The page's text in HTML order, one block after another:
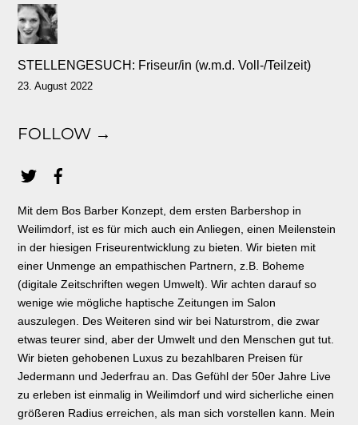
STELLENGESUCH: Friseur/in (w.m.d. Voll-/Teilzeit)
23. August 2022
FOLLOW →
Mit dem Bos Barber Konzept, dem ersten Barbershop in
Weilimdorf, ist es für mich auch ein Anliegen, einen Meilenstein
in der hiesigen Friseurentwicklung zu bieten. Wir bieten mit
einer Unmenge an empathischen Partnern, z.B. Boheme
(digitale Zeitschriften wegen Umwelt). Wir achten darauf so
wenige wie mögliche haptische Zeitungen im Salon
auszulegen. Des Weiteren sind wir bei Naturstrom, die zwar
etwas teurer sind, aber der Umwelt und den Menschen gut tut.
Wir bieten gehobenen Luxus zu bezahlbaren Preisen für
Jedermann und Jederfrau an. Das Gefühl der 50er Jahre Live
zu erleben ist einmalig in Weilimdorf und wird sicherliche einen
größeren Radius erreichen, als man sich vorstellen kann. Mein